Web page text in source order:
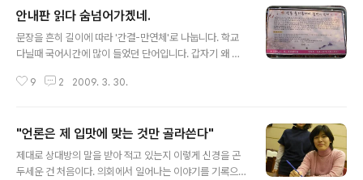
안내판 읽다 숨넘어가겠네.
문장을 흔히 길이에 따라 '간결-만연체'로 나눕니다. 학교
다닐때 국어시간에 많이 들었던 단어입니다. 갑자기 왜 재
내판 글을 읽다가 숨너어갈 뻔했기 때문입니다. 이 글을 누
에'로 시작하는 첫문장에서 '바랍니다'로 끝나는 9줄의 안
내문 한 문장입니다. 중간 중간 쉼표가 있습니다만 이렇게
긴 문장은 처음 봤습니다. 어떻습니까. 정말 길지 않습니까.
9 2 2009. 3. 30.
"언론은 제 입맛에 맞는 것만 골라쓴다"
제대로 상대방의 말을 받아 적고 있는지 이렇게 신경을 곤
두세운 건 처음이다. 의회에서 일어나는 이야기를 기록으